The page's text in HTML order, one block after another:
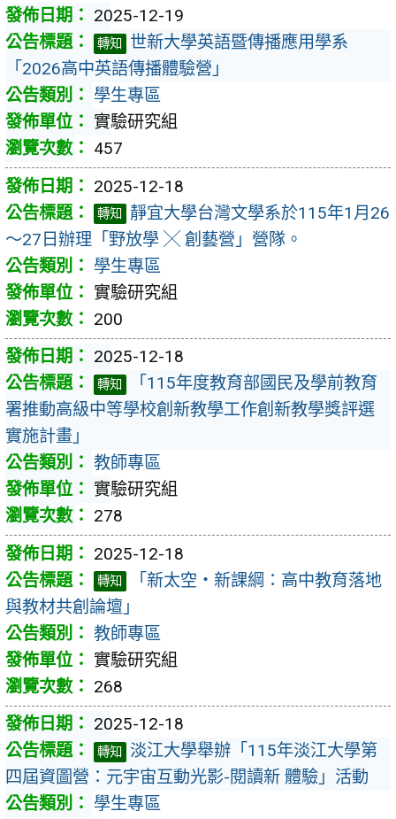
2025-12-19
轉知
世新大學英語暨傳播應用學系
「2026高中英語傳播體驗營」
學生專區
實驗研究組
457
2025-12-18
轉知
靜宜大學台灣文學系於115年1月26
～27日辦理「野放學 ╳ 創藝營」營隊。
學生專區
實驗研究組
200
2025-12-18
轉知
「115年度教育部國民及學前教育
署推動高級中等學校創新教學工作創新教學獎評選
實施計畫」
教師專區
實驗研究組
278
2025-12-18
轉知
「新太空・新課綱：高中教育落地
與教材共創論壇」
教師專區
實驗研究組
268
2025-12-18
轉知
淡江大學舉辦「115年淡江大學第
四屆資圖營：元宇宙互動光影-閱讀新 體驗」活動
學生專區